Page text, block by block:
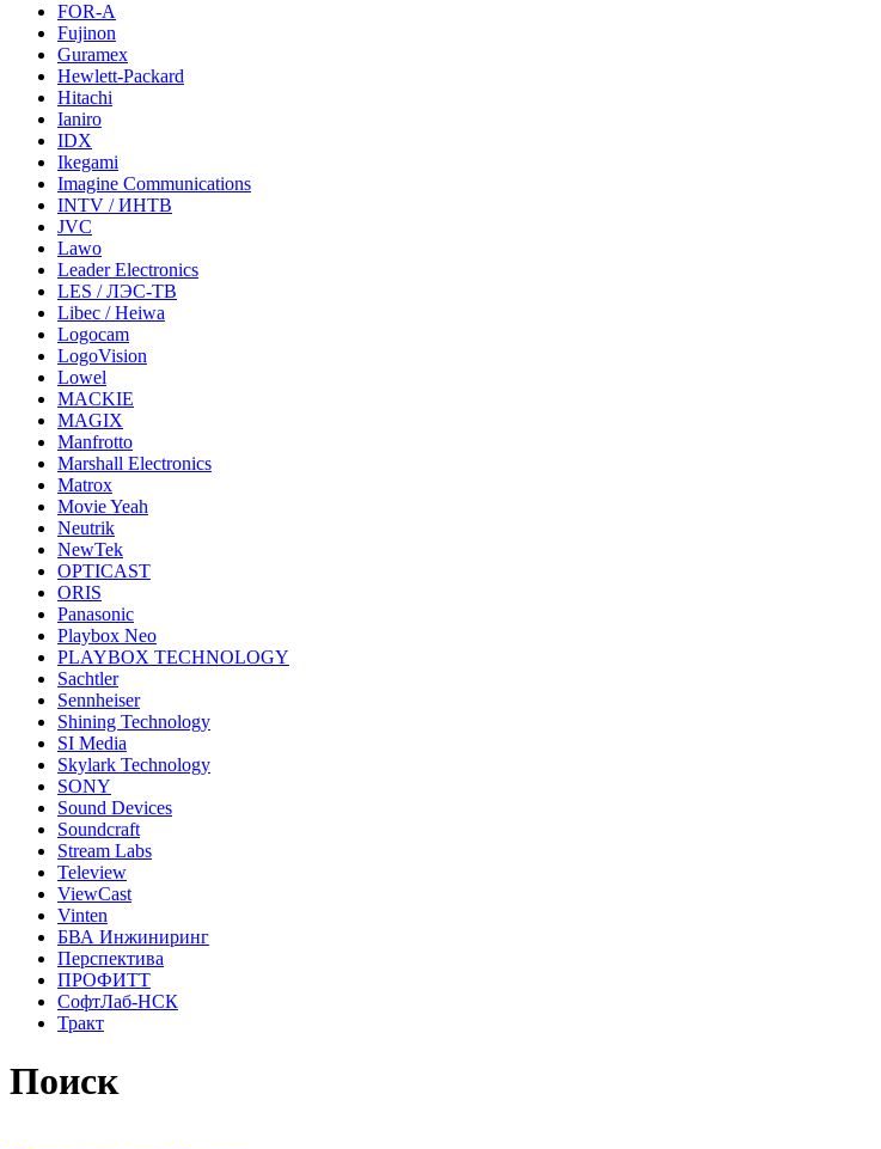
FOR-A
Fujinon
Guramex
Hewlett-Packard
Hitachi
Ianiro
IDX
Ikegami
Imagine Communications
INTV / ИНТВ
JVC
Lawo
Leader Electronics
LES / ЛЭС-ТВ
Libec / Heiwa
Logocam
LogoVision
Lowel
MACKIE
MAGIX
Manfrotto
Marshall Electronics
Matrox
Movie Yeah
Neutrik
NewTek
OPTICAST
ORIS
Panasonic
Playbox Neo
PLAYBOX TECHNOLOGY
Sachtler
Sennheiser
Shining Technology
SI Media
Skylark Technology
SONY
Sound Devices
Soundcraft
Stream Labs
Teleview
ViewCast
Vinten
БВА Инжиниринг
Перспектива
ПРОФИТТ
СофтЛаб-НСК
Тракт
Поиск